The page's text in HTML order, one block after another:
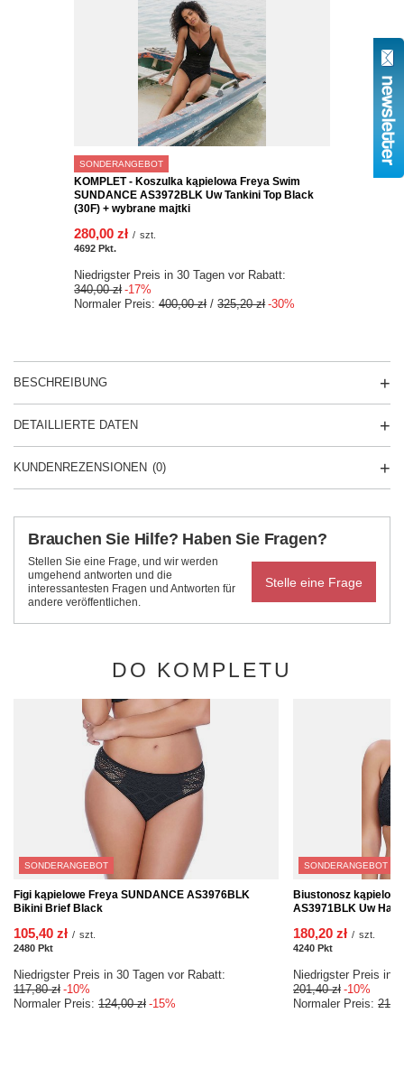
SONDERANGEBOT
KOMPLET - Koszulka kąpielowa Freya Swim
SUNDANCE AS3972BLK Uw Tankini Top Black
(30F) + wybrane majtki
280,00 zł / szt.
4692 Pkt.
Niedrigster Preis in 30 Tagen vor Rabatt:
340,00 zł -17%
Normaler Preis:400,00 zł/325,20 zł -30%
BESCHREIBUNG
DETAILLIERTE DATEN
KUNDENREZENSIONEN (0)
Brauchen Sie Hilfe? Haben Sie Fragen?
Stellen Sie eine Frage, und wir werden
umgehend antworten und die
interessantesten Fragen und Antworten für
andere veröffentlichen.
Stelle eine Frage
DO KOMPLETU
SONDERANGEBOT
Figi kąpielowe Freya SUNDANCE AS3976BLK
Bikini Brief Black
105,40 zł / szt.
2480 Pkt
Niedrigster Preis in 30 Tagen vor Rabatt:
117,80 zł -10%
Normaler Preis: 124,00 zł -15%
SONDERANGEBOT
Biustonosz
AS3971BLK Uw
180,20 zł / szt.
4240 Pkt
Niedrigster Preis in
201,40 zł -10%
Normaler Preis: